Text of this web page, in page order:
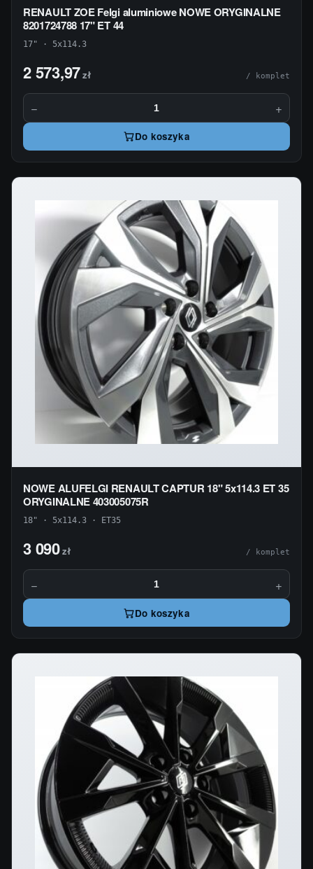
RENAULT ZOE Felgi aluminiowe NOWE ORYGINALNE
8201724788 17" ET 44
17" · 5x114.3
2 573,97zł / komplet
− +
Do koszyka
NOWE ALUFELGI RENAULT CAPTUR 18" 5x114.3 ET 35
ORYGINALNE 403005075R
18" · 5x114.3 · ET35
3 090zł / komplet
− +
Do koszyka